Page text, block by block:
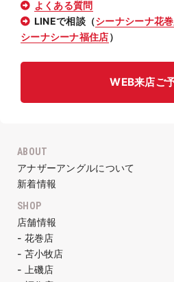
よくある質問
LINEで相談（シーナシーナ花
シーナシーナ福住店）
WEB来店ご
ABOUT
アナザーアングルについて
新着情報
SHOP
店舗情報
- 花巻店
- 苫小牧店
- 上磯店